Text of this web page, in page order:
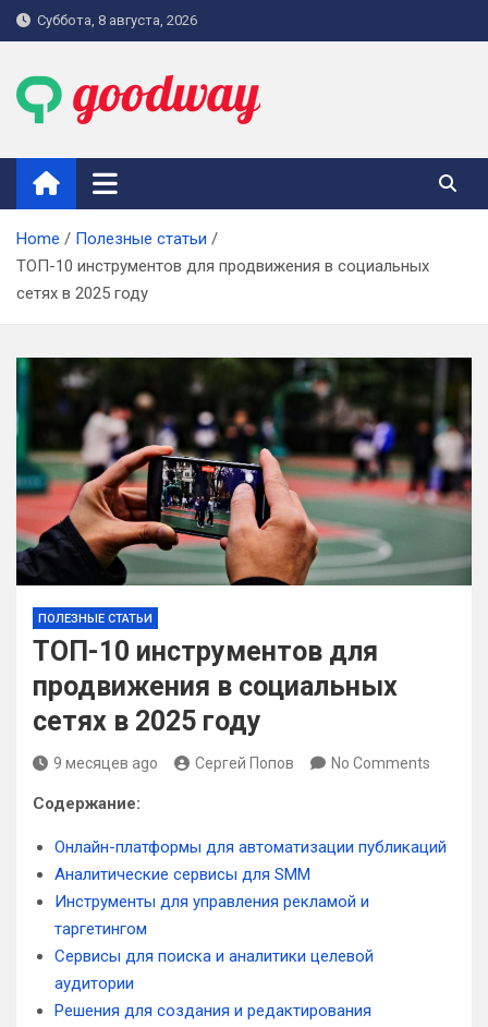
Skip
to
Суббота, 8 августа, 2026
goodway.com.ua
Home
Полезные статьи
ТОП-10 инструментов для продвижения в социальных
сетях в 2025 году
ПОЛЕЗНЫЕ СТАТЬИ
ТОП-10 инструментов для
продвижения в социальных
сетях в 2025 году
9 месяцев ago Сергей Попов No Comments
Содержание:
Онлайн-платформы для автоматизации публикаций
Аналитические сервисы для SMM
Инструменты для управления рекламой и
таргетингом
Сервисы для поиска и аналитики целевой
аудитории
Решения для создания и редактирования